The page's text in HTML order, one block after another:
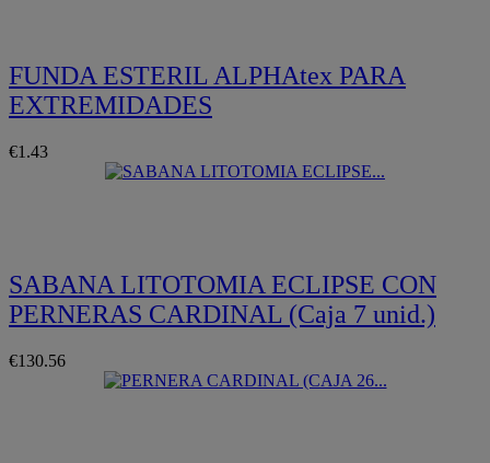
FUNDA ESTERIL ALPHAtex PARA
EXTREMIDADES
€1.43
SABANA LITOTOMIA ECLIPSE CON
PERNERAS CARDINAL (Caja 7 unid.)
€130.56